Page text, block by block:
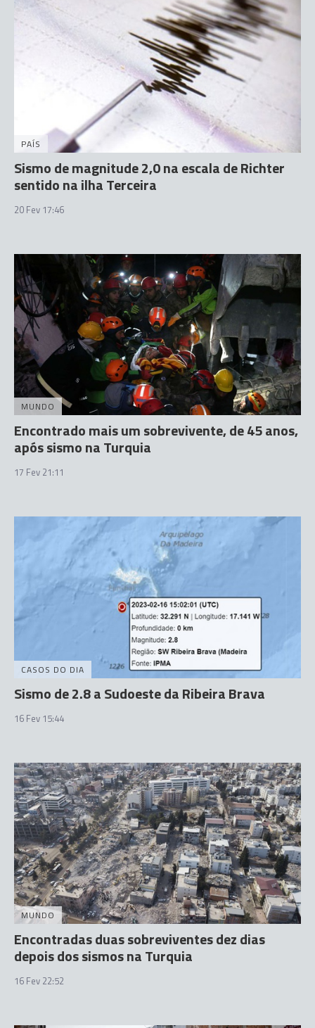
PAÍS
Sismo de magnitude 2,0 na escala de Richter
sentido na ilha Terceira
20 Fev 17:46
MUNDO
Encontrado mais um sobrevivente, de 45 anos,
após sismo na Turquia
17 Fev 21:11
CASOS DO DIA
Sismo de 2.8 a Sudoeste da Ribeira Brava
16 Fev 15:44
MUNDO
Encontradas duas sobreviventes dez dias
depois dos sismos na Turquia
16 Fev 22:52